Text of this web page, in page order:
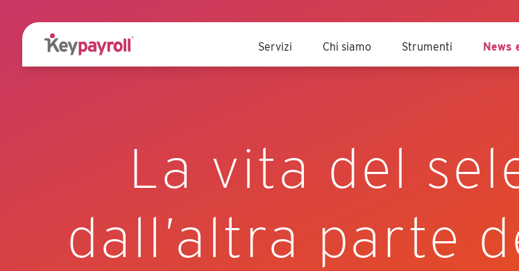
Servizi Chi siamo Strumenti News
La vita del
dall’altra parte